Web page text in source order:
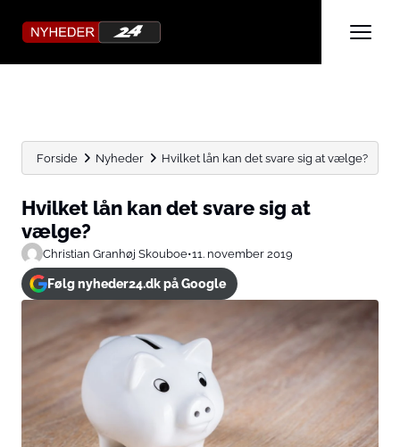
Forside Nyheder Hvilket lån kan det svare sig at vælge?
Hvilket lån kan det svare sig at
vælge?
Christian Granhøj Skouboe•11. november 2019
Følg nyheder24.dk på Google